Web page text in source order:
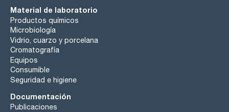
Material de laboratorio
Productos químicos
Microbiología
Vidrio, cuarzo y porcelana
Cromatografía
Equipos
Consumible
Seguridad e higiene
Documentación
Publicaciones